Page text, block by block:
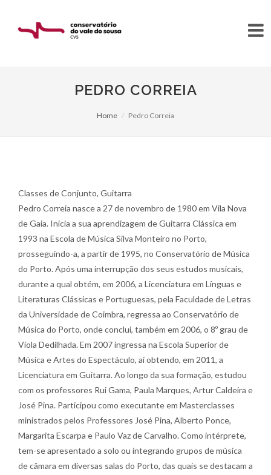
PEDRO CORREIA
Home Pedro Correia
Classes de Conjunto, Guitarra
Pedro Correia nasce a 27 de novembro de 1980 em Vila Nova
de Gaia. Inicia a sua aprendizagem de Guitarra Clássica em
1993 na Escola de Música Silva Monteiro no Porto,
prosseguindo-a, a partir de 1995, no Conservatório de Música
do Porto. Após uma interrupção dos seus estudos musicais,
durante a qual obtém, em 2006, a Licenciatura em Línguas e
Literaturas Clássicas e Portuguesas, pela Faculdade de Letras
da Universidade de Coimbra, regressa ao Conservatório de
Música do Porto, onde conclui, também em 2006, o 8º grau de
Viola Dedilhada. Em 2007 ingressa na Escola Superior de
Música e Artes do Espectáculo, aí obtendo, em 2011, a
Licenciatura em Guitarra. Ao longo da sua formação, estudou
com os professores Rui Gama, Paula Marques, Artur Caldeira e
José Pina. Participou como executante em Masterclasses
ministrados pelos Professores José Pina, Alberto Ponce,
Margarita Escarpa e Paulo Vaz de Carvalho. Como intérprete,
tem-se apresentado a solo ou integrando grupos de música
de câmara em diversas salas do Porto, das quais se destacam a